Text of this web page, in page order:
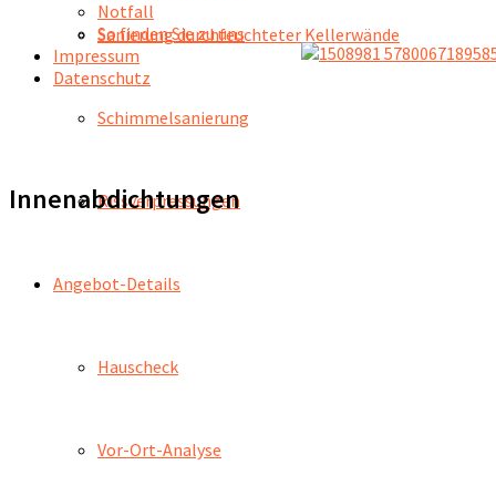
Sanierung durchfeuchteter Kellerwände
Schimmelsanierung
Rissverpressungen
Angebot-Details
Hauscheck
Vor-Ort-Analyse
Notfall
So finden Sie zu uns
Impressum
Datenschutz
Innenabdichtungen